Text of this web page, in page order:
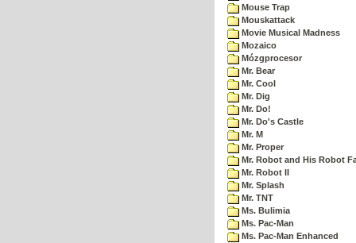
Mouse Trap
Mouskattack
Movie Musical Madness
Mozaico
Mózgprocesor
Mr. Bear
Mr. Cool
Mr. Dig
Mr. Do!
Mr. Do's Castle
Mr. M
Mr. Proper
Mr. Robot and His Robot
Mr. Robot II
Mr. Splash
Mr. TNT
Ms. Bulimia
Ms. Pac-Man
Ms. Pac-Man Enhanced